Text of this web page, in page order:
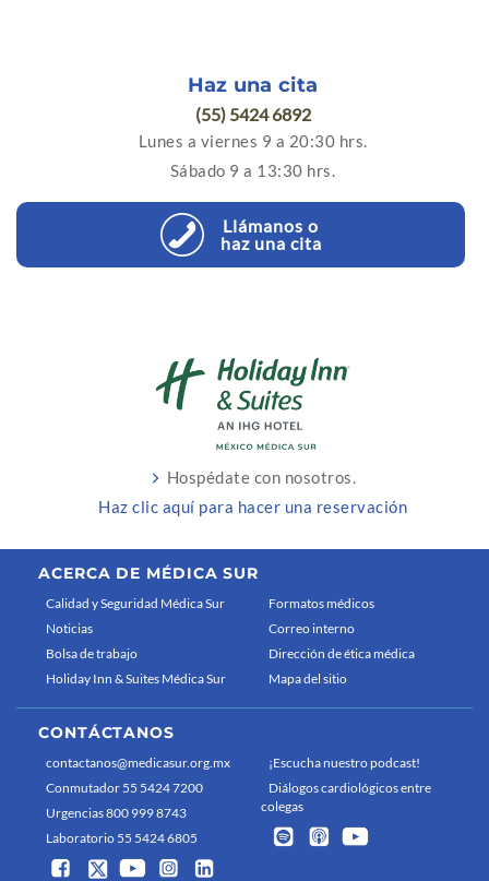
Haz una cita
(55) 5424 6892
Lunes a viernes 9 a 20:30 hrs.
Sábado 9 a 13:30 hrs.
Llámanos o
haz una cita
Hospédate con nosotros.
Haz clic aquí para hacer una reservación
ACERCA DE MÉDICA SUR
Calidad y Seguridad Médica Sur
Noticias
Bolsa de trabajo
Holiday Inn & Suites Médica Sur
Formatos médicos
Correo interno
Dirección de ética médica
Mapa del sitio
CONTÁCTANOS
contactanos@medicasur.org.mx
Conmutador 55 5424 7200
Urgencias 800 999 8743
Laboratorio 55 5424 6805
¡Escucha nuestro podcast!
Diálogos cardiológicos entre
colegas